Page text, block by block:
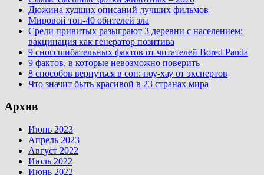
Дюжина худших описаний лучших фильмов
Мировой топ-40 обителей зла
Среди привитых разыграют 3 деревни с населением:
вакцинация как генератор позитива
9 сногсшибательных фактов от читателей Bored Panda
9 фактов, в которые невозможно поверить
8 способов вернуться в сон: ноу-хау от экспертов
Что значит быть красивой в 23 странах мира
Архив
Июнь 2023
Апрель 2023
Август 2022
Июль 2022
Июнь 2022